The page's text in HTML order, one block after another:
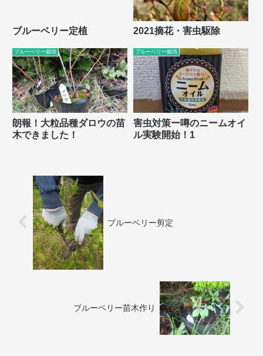
ブルーベリー定植 2021摘花・害虫駆除
ブルーベリー栽培
朗報！大粒品種ダロウの苗
木できました！
ブルーベリー栽培
害虫対策ー噂のニームオイ
ル実験開始！1
ブルーベリー剪定
ブルーベリー苗木作り